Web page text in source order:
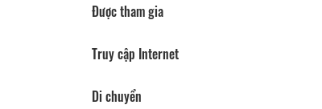
Được tham gia
Truy cập Internet
Di chuyển